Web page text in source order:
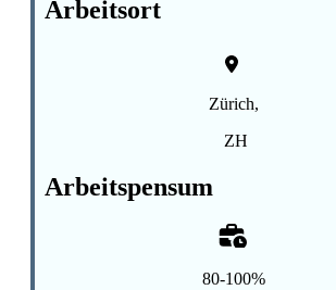
Arbeitsort
Zürich,
ZH
Arbeitspensum
80-100%